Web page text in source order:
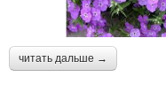
читать дальше →